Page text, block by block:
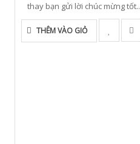
thay bạn gửi lời chúc mừng tốt..
THÊM VÀO GIỎ